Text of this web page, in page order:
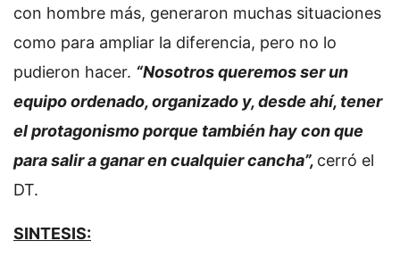
con hombre más, generaron muchas situaciones
como para ampliar la diferencia, pero no lo
pudieron hacer. “Nosotros queremos ser un
equipo ordenado, organizado y, desde ahí, tener
el protagonismo porque también hay con que
para salir a ganar en cualquier cancha”, cerró el
DT.
SINTESIS: